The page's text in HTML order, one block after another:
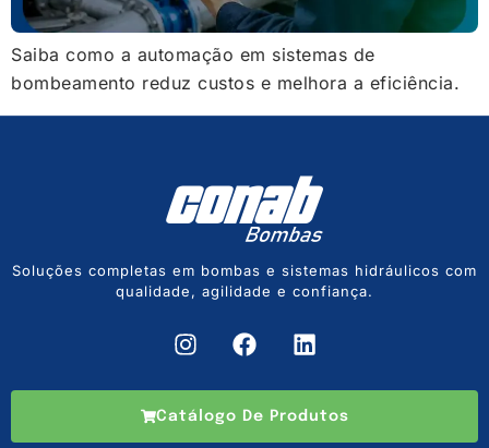
Saiba como a automação em sistemas de
bombeamento reduz custos e melhora a eficiência.
Soluções completas em bombas e sistemas hidráulicos com
qualidade, agilidade e confiança.
Catálogo De Produtos